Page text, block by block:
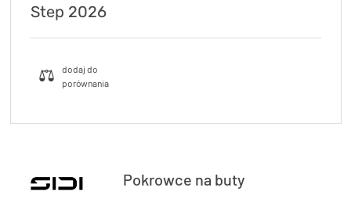
Step 2026
Pokrowce na buty